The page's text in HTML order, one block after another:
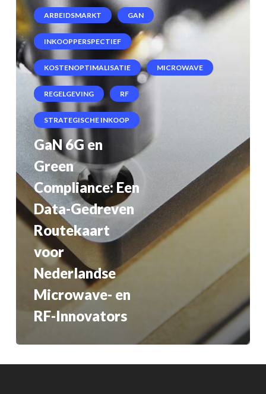
Een
Data-
Gedreven
Routekaart
voor
Nederlandse
Microwave-
en
RF-
Innovators
ARBEIDSMARKT GAN
INKOOPPERSPECTIEF
KOSTENOPTIMALISATIE MICROWAVE
REGELGEVING RF
STRATEGISCHE INKOOP
GaN 6G en
Green
Compliance: Een
Data-Gedreven
Routekaart
voor
Nederlandse
Microwave- en
RF-Innovators